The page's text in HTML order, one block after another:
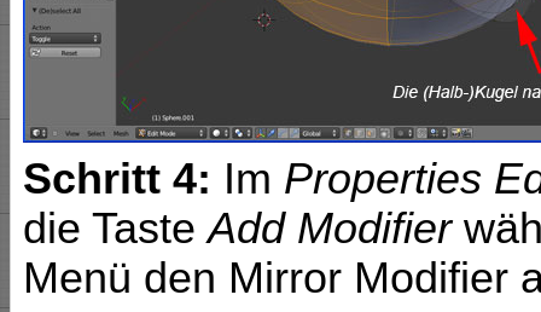
Schritt 4: Im Properties
die TasteAdd Modifier
Menü den Mirror Modifier